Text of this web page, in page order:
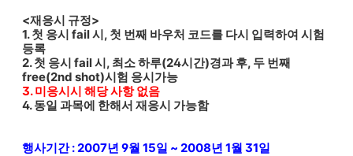
<재응시 규정>
1. 첫 응시 fail 시, 첫 번째 바우처 코드를 다시 입력하여 시험
등록
2. 첫 응시 fail 시, 최소 하루(24시간)경과 후, 두 번째
free(2nd shot)시험 응시가능
3. 미응시시 해당 사항 없음
4. 동일 과목에 한해서 재응시 가능함
행사기간 : 2007년 9월 15일 ~ 2008년 1월 31일